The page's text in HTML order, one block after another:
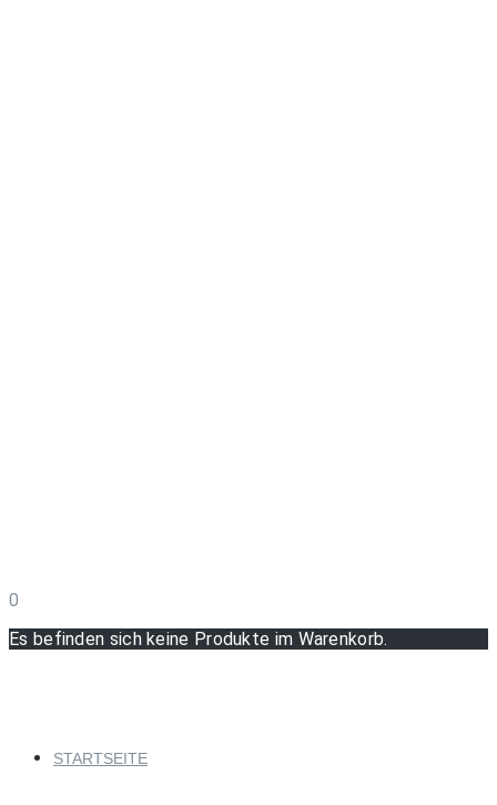
0
Es befinden sich keine Produkte im Warenkorb.
STARTSEITE